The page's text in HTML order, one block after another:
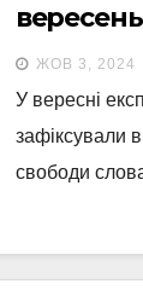
ЖОВ 3, 2024
У вересні
зафіксували
свободи